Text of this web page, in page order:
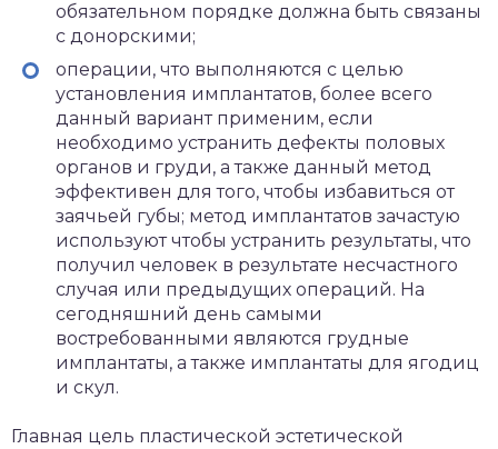
обязательном порядке должна быть связаны
с донорскими;
операции, что выполняются с целью
установления имплантатов, более всего
данный вариант применим, если
необходимо устранить дефекты половых
органов и груди, а также данный метод
эффективен для того, чтобы избавиться от
заячьей губы; метод имплантатов зачастую
используют чтобы устранить результаты, что
получил человек в результате несчастного
случая или предыдущих операций. На
сегодняшний день самыми
востребованными являются грудные
имплантаты, а также имплантаты для ягодиц
и скул.
Главная цель пластической эстетической